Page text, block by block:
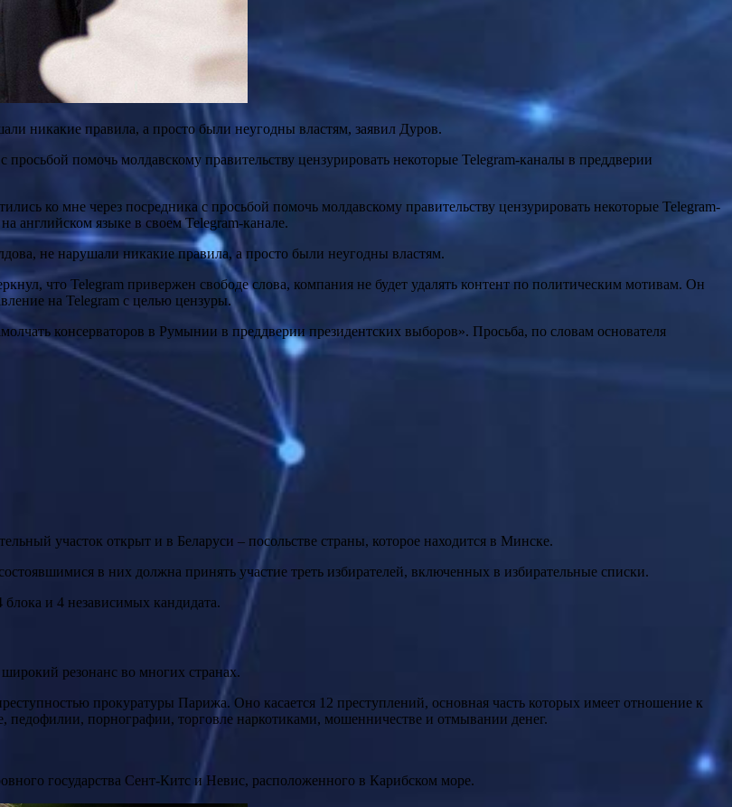
никакие правила, а просто были неугодны властям, заявил Дуров.
помочь молдавскому правительству цензурировать некоторые Telegram-каналы в преддверии
ко мне через посредника с просьбой помочь молдавскому правительству цензурировать некоторые Telegram-
английском языке в своем Telegram-канале.
не нарушали никакие правила, а просто были неугодны властям.
что Telegram привержен свободе слова, компания не будет удалять контент по политическим мотивам. Он
на Telegram с целью цензуры.
консерваторов в Румынии в преддверии президентских выборов». Просьба, по словам основателя
участок открыт и в Беларуси – посольстве страны, которое находится в Минске.
в них должна принять участие треть избирателей, включенных в избирательные списки.
и 4 независимых кандидата.
резонанс во многих странах.
прокуратуры Парижа. Оно касается 12 преступлений, основная часть которых имеет отношение к
педофилии, порнографии, торговле наркотиками, мошенничестве и отмывании денег.
государства Сент-Китс и Невис, расположенного в Карибском море.